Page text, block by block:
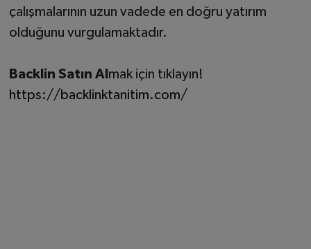
çalışmalarının uzun vadede en doğru yatırım
olduğunu vurgulamaktadır.
Backlin Satın Al mak için tıklayın!
https://backlinktanitim.com/